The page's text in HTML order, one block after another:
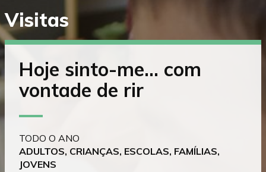
Saltar
diretamente
para
o
Visitas
Hoje sinto-me… com
vontade de rir
TODO O ANO
ADULTOS, CRIANÇAS, ESCOLAS, FAMÍLIAS,
JOVENS